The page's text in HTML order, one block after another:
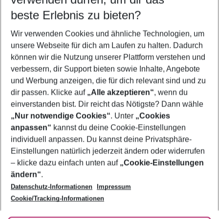
5-8 Nächte
2 Erwachsene Keine Kinder
Mehr Filter anzeigen
Footer
Footer navigation
Über uns
AGB
Bestpreisgarantie
Cookie-Einstellungen ändern
Cookie-Richtlinie
Agenturbetreuung
Barrierefreies Reisen
Folge uns
beste Erlebnis zu bieten?
Wir verwenden Cookies und ähnliche Technologien, um
unsere Webseite für dich am Laufen zu halten. Dadurch
können wir die Nutzung unserer Plattform verstehen und
verbessern, dir Support bieten sowie Inhalte, Angebote
und Werbung anzeigen, die für dich relevant sind und zu
dir passen. Klicke auf „Alle akzeptieren“, wenn du
einverstanden bist. Dir reicht das Nötigste? Dann wähle
„Nur notwendige Cookies“. Unter „Cookies
anpassen“ kannst du deine Cookie-Einstellungen
individuell anpassen. Du kannst deine Privatsphäre-
Einstellungen natürlich jederzeit ändern oder widerrufen
– klicke dazu einfach unten auf „Cookie-Einstellungen
ändern“.
Datenschutz-Informationen
Impressum
Cookie/Tracking-Informationen